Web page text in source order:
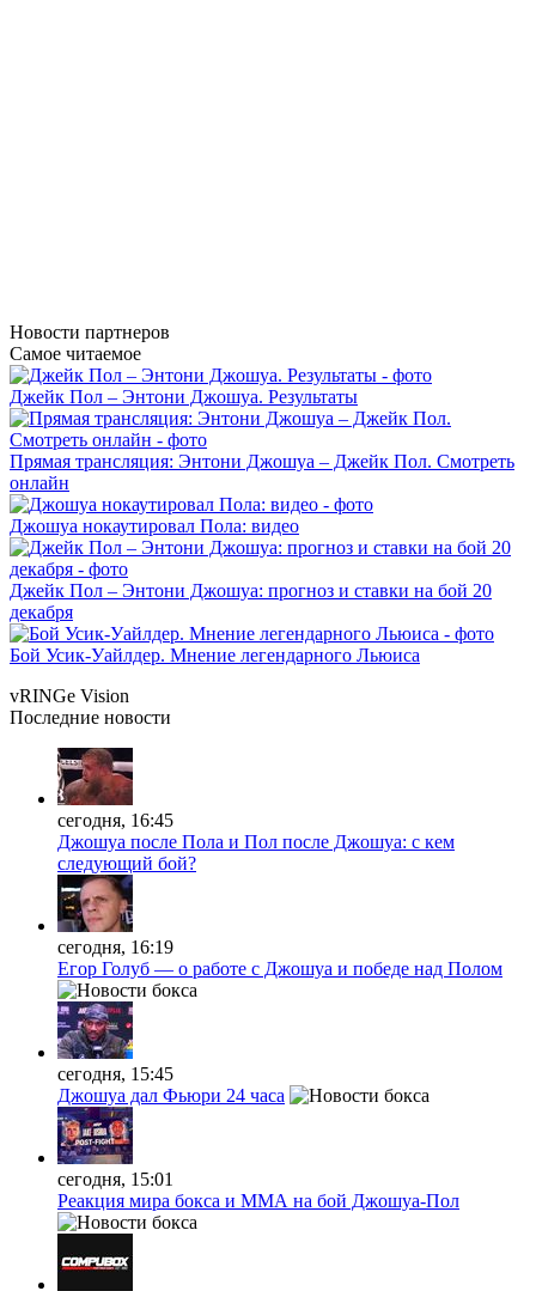
Новости партнеров
Самое читаемое
Джейк Пол – Энтони Джошуа. Результаты
Прямая трансляция: Энтони Джошуа – Джейк Пол. Смотреть
онлайн
Джошуа нокаутировал Пола: видео
Джейк Пол – Энтони Джошуа: прогноз и ставки на бой 20
декабря
Бой Усик-Уайлдер. Мнение легендарного Льюиса
vRINGe Vision
Последние новости
сегодня, 16:45
Джошуа после Пола и Пол после Джошуа: с кем
следующий бой?
сегодня, 16:19
Егор Голуб — о работе с Джошуа и победе над Полом
сегодня, 15:45
Джошуа дал Фьюри 24 часа
сегодня, 15:01
Реакция мира бокса и ММА на бой Джошуа-Пол